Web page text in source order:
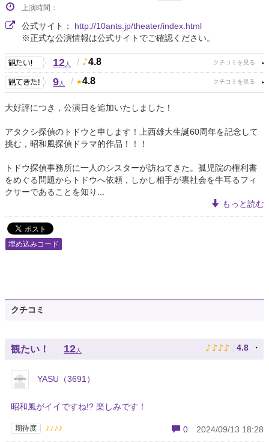
上演時間：
公式サイト： http://10ants.jp/theater/index.html
※正式な公演情報は公式サイトでご確認ください。
12人 / 4.8
9人 / 4.8
大好評につき，公演日を追加いたしました！
アタクシ探偵のトドウと申します！上西雄大生誕60周年を記念して
挑む，昭和風探偵ドラマ的作品！！！
トドウ探偵事務所に一人のシスターが訪ねてきた。孤児院の権利書
をめぐる問題からトドウへ依頼，しかし相手が裏社会を牛耳るフィ
クサーであることを知り...
もっと読む
埋め込みコード
クチコミ
観たい！ 12人 ♪ ♪ ♪ ♪ ♪ 4.8
YASU（3691）
昭和風がイイですね!? 楽しみです！
期待度 ♪♪♪♪ 0 2024/09/13 18:28